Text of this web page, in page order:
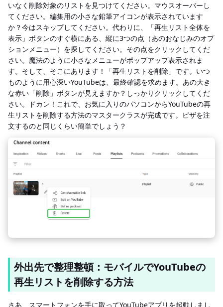
いなく削除対象のリストを見つけてください。マウスオーバーし
てください。編集用の小さな鉛筆アイコンが表示されています
か？今はスキップしてください。代わりに、「再生リスト全体を
表示」ボタンのすぐ横にある、縦に3つの点（あのおなじみのオプ
ションメニュー）を探してください。その点をクリックしてくだ
さい。魔法のように小さなメニューがポップアップ表示されま
す。そして、そこにあります！「再生リストを削除」です。いつ
ものように用心深いYouTubeは、最終確認を求めます。あの大き
な赤い「削除」ボタンが見えますか？しっかりクリックしてくだ
さい。ドカン！これで、お気に入りのパソコンからYouTubeの再
生リストを削除する方法のマスタークラスが完成です。ピザを注
文するのと同じくらい簡単でしょう？
外出先で整理整頓：モバイルでYouTubeの
再生リストを削除する方法
さあ、スマートフォンを手に取ってYouTubeアプリを起動しまし